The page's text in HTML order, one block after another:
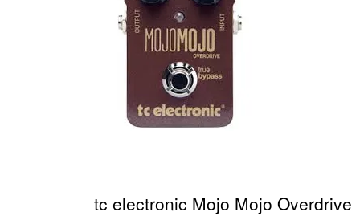
tc electronic Mojo Mojo Overdrive